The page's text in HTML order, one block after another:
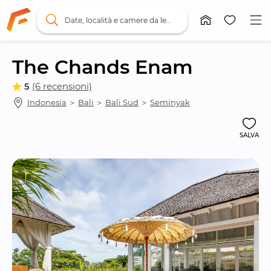
The Chands Enam
5 (6 recensioni)
Indonesia ＞ Bali ＞ Bali Sud ＞ Seminyak
SALVA